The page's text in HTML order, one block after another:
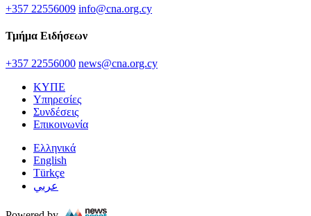
+357 22556009 info@cna.org.cy
Τμήμα Ειδήσεων
+357 22556000 news@cna.org.cy
ΚΥΠΕ
Υπηρεσίες
Συνδέσεις
Επικοινωνία
Ελληνικά
English
Türkçe
عربي